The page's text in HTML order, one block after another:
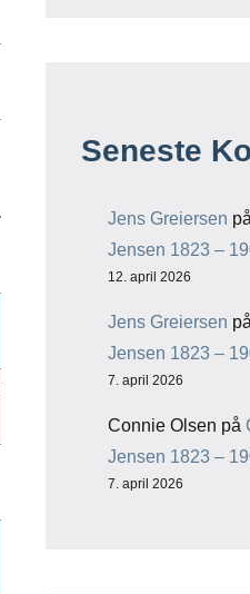
Seneste
Jens Greiersen på
Jensen 1823 –
12. april 2026
Jens Greiersen på
Jensen 1823 –
7. april 2026
Connie Olsen på
Jensen 1823 –
7. april 2026